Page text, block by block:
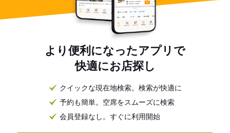
より便利になったアプリで
快適にお店探し
クイックな現在地検索。検索が快適に
予約も簡単。空席をスムーズに検索
会員登録なし。すぐに利用開始